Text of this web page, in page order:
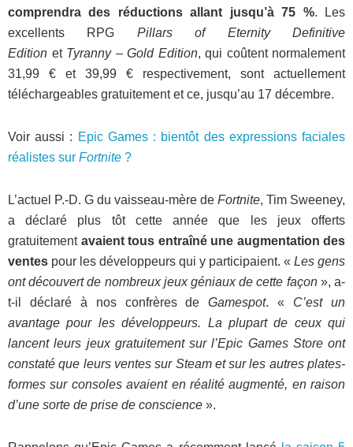
comprendra des réductions allant jusqu’à 75 %. Les
excellents RPG Pillars of Eternity Definitive
Edition et Tyranny – Gold Edition, qui coûtent normalement
31,99 € et 39,99 € respectivement, sont actuellement
téléchargeables gratuitement et ce, jusqu’au 17 décembre.
Voir aussi : Epic Games : bientôt des expressions faciales
réalistes sur Fortnite ?
L’actuel P.-D. G du vaisseau-mère de Fortnite, Tim Sweeney,
a déclaré plus tôt cette année que les jeux offerts
gratuitement avaient tous entraîné une augmentation des
ventes pour les développeurs qui y participaient. « Les gens
ont découvert de nombreux jeux géniaux de cette façon», a-
t-il déclaré à nos confrères deGamespot. « C’est un
avantage pour les développeurs. La plupart de ceux qui
lancent leurs jeux gratuitement sur l’Epic Games Store ont
constaté que leurs ventes sur Steam et sur les autres plates-
formes sur consoles avaient en réalité augmenté, en raison
d’une sorte de prise de conscience ».